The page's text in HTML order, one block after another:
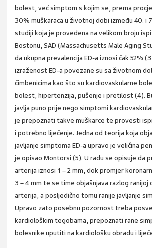
bolest, već simptom s kojim se, prema
30% muškaraca u životnoj dobi između 40. i
studiji koja je provedena na velikom broju
Bostonu, SAD (Massachusetts Male Aging
da ukupna prevalencija ED-a iznosi čak 52%
izraženost ED-a povezane su sa životnom
čimbenicima kao što su kardiovaskularne
bolest, hipertenzija, pušenje i pretilost (4).
javlja puno prije nego simptomi
je prepoznati takve muškarce te provesti
i potrebno liječenje. Jedna od teorija koja
javljanje simptoma ED-a upravo je veličina
je opisao Montorsi (5). U radu se opisuje da
arterija iznosi 1 – 2 mm, dok promjer
3 – 4 mm te se time objašnjava razlog ranijoj
arterija, a posljedično tomu ranije javljanje
Upravo zato posebnu pozornost treba
kardiološkim tegobama, prepoznati rane
bolesnike uputiti na kardiološku obradu i